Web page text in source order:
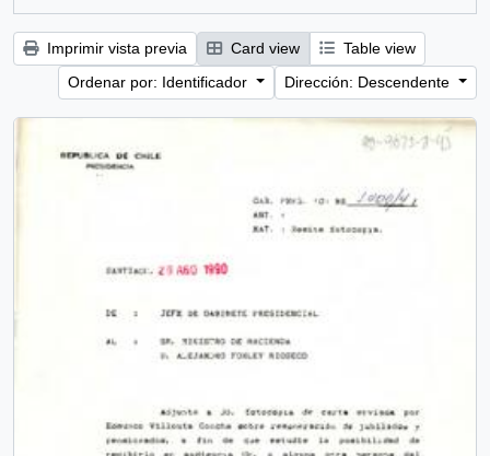
Imprimir vista previa Card view
Table view
Ordenar por: Identificador
Dirección: Descendente